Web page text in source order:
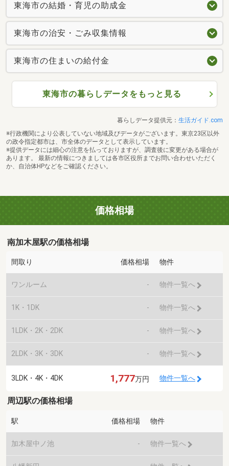
東海市の結婚・育児の助成金
東海市の治安・ごみ収集情報
東海市の住まいの給付金
東海市の暮らしデータをもっと見る
暮らしデータ提供元： 生活ガイド.com
※行政機関により公表していない地域及びデータがございます。東京23区以外
の政令指定都市は、市全体のデータとして表示しています。
※提供データには細心の注意を払っておりますが、調査後に変更がある場合が
あります。 最新の情報につきましては各市区役所までお問い合わせいただく
か、自治体HPなどをご確認ください。
価格相場
南加木屋駅の価格相場
間取り 価格相場 物件
ワンルーム - 物件一覧へ
1K・1DK - 物件一覧へ
1LDK・2K・2DK - 物件一覧へ
2LDK・3K・3DK - 物件一覧へ
3LDK・4K・4DK 1,777万円 物件一覧へ
周辺駅の価格相場
駅 価格相場 物件
加木屋中ノ池 - 物件一覧へ